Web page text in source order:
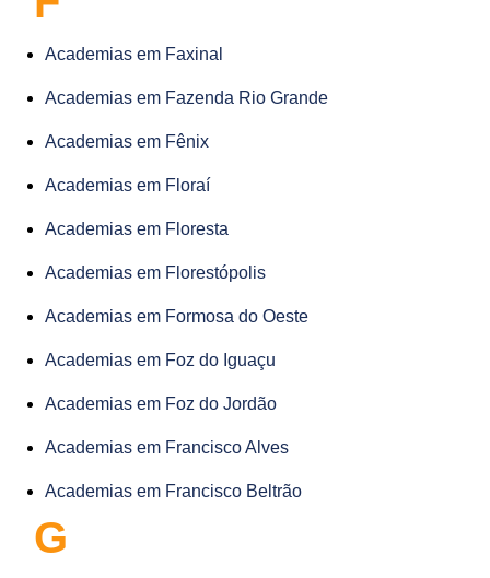
Academias em Faxinal
Academias em Fazenda Rio Grande
Academias em Fênix
Academias em Floraí
Academias em Floresta
Academias em Florestópolis
Academias em Formosa do Oeste
Academias em Foz do Iguaçu
Academias em Foz do Jordão
Academias em Francisco Alves
Academias em Francisco Beltrão
G